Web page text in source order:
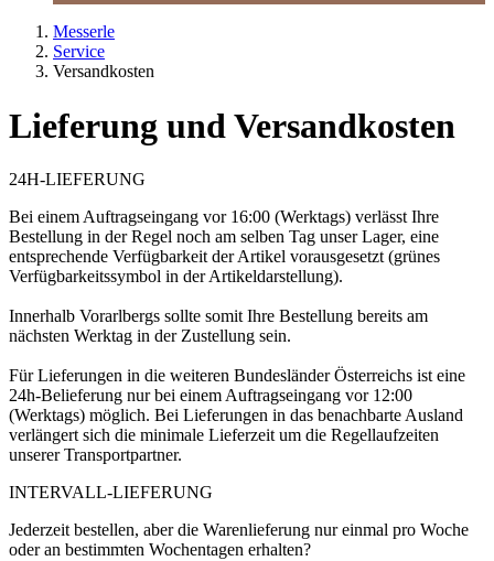
Messerle
Service
Versandkosten
Lieferung und Versandkosten
24H-LIEFERUNG
Bei einem Auftragseingang vor 16:00 (Werktags) verlässt Ihre
Bestellung in der Regel noch am selben Tag unser Lager, eine
entsprechende Verfügbarkeit der Artikel vorausgesetzt (grünes
Verfügbarkeitssymbol in der Artikeldarstellung).
Innerhalb Vorarlbergs sollte somit Ihre Bestellung bereits am
nächsten Werktag in der Zustellung sein.
Für Lieferungen in die weiteren Bundesländer Österreichs ist eine
24h-Belieferung nur bei einem Auftragseingang vor 12:00
(Werktags) möglich. Bei Lieferungen in das benachbarte Ausland
verlängert sich die minimale Lieferzeit um die Regellaufzeiten
unserer Transportpartner.
INTERVALL-LIEFERUNG
Jederzeit bestellen, aber die Warenlieferung nur einmal pro Woche
oder an bestimmten Wochentagen erhalten?